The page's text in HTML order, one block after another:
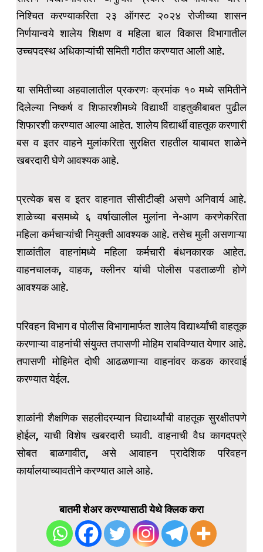
निश्चित करण्याकरिता २३ ऑगस्ट २०२४ रोजीच्या शासन
निर्णयान्वये शालेय शिक्षण व महिला बाल विकास विभागातील
उच्चपदस्थ अधिकाऱ्यांची समिती गठीत करण्यात आली आहे.
या समितीच्या अहवालातील प्रकरणः क्रमांक १० मध्ये समितीने
दिलेल्या निष्कर्ष व शिफारशीमध्ये विद्यार्थी वाहतुकीबाबत पुढील
शिफारशी करण्यात आल्या आहेत. शालेय विद्यार्थी वाहतूक करणारी
बस व इतर वाहने मुलांकरिता सुरक्षित राहतील याबाबत शाळेने
खबरदारी घेणे आवश्यक आहे.
प्रत्येक बस व इतर वाहनात सीसीटीव्ही असणे अनिवार्य आहे.
शाळेच्या बसमध्ये ६ वर्षाखालील मुलांना ने-आण करणेकरिता
महिला कर्मचाऱ्यांची नियुक्ती आवश्यक आहे. तसेच मुली असणाऱ्या
शाळांतील वाहनांमध्ये महिला कर्मचारी बंधनकारक आहेत.
वाहनचालक, वाहक, क्लीनर यांची पोलीस पडताळणी होणे
आवश्यक आहे.
परिवहन विभाग व पोलीस विभागामार्फत शालेय विद्यार्थ्यांची वाहतूक
करणाऱ्या वाहनांची संयुक्त तपासणी मोहिम राबविण्यात येणार आहे.
तपासणी मोहिमेत दोषी आढळणाऱ्या वाहनांवर कडक कारवाई
करण्यात येईल.
शाळांनी शैक्षणिक सहलीदरम्यान विद्यार्थ्यांची वाहतूक सुरक्षीतपणे
होईल, याची विशेष खबरदारी घ्यावी. वाहनाची वैध कागदपत्रे
सोबत बाळगावीत, असे आवाहन प्रादेशिक परिवहन
कार्यालयाच्यावतीने करण्यात आले आहे.
बातमी शेअर करण्यासाठी येथे क्लिक करा